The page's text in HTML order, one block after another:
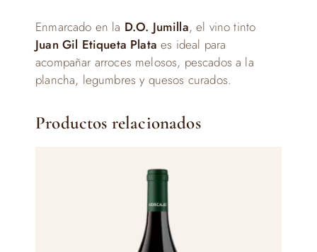
Enmarcado en la D.O. Jumilla, el vino tinto
Juan Gil Etiqueta Plataes ideal para
acompañar arroces melosos, pescados a la
plancha, legumbres y quesos curados.
Productos relacionados